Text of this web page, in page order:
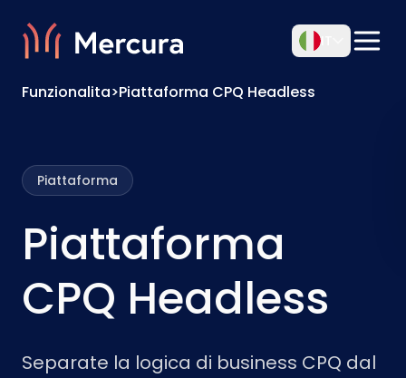
Funzionalita>Piattaforma CPQ Headless
Piattaforma
Piattaforma
CPQ Headless
Separate la logica di business CPQ dal